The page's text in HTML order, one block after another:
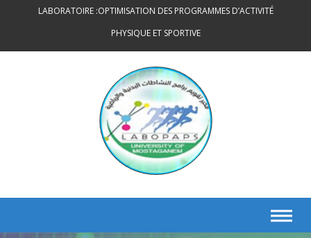
LABORATOIRE :OPTIMISATION DES PROGRAMMES D’ACTIVITÉ
PHYSIQUE ET SPORTIVE